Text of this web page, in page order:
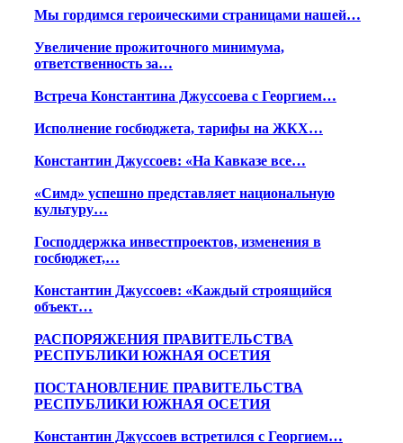
Мы гордимся героическими страницами нашей…
Увеличение прожиточного минимума,
ответственность за…
Встреча Константина Джуссоева с Георгием…
Исполнение госбюджета, тарифы на ЖКХ…
Константин Джуссоев: «На Кавказе все…
«Симд» успешно представляет национальную
культуру…
Господдержка инвестпроектов, изменения в
госбюджет,…
Константин Джуссоев: «Каждый строящийся
объект…
РАСПОРЯЖЕНИЯ ПРАВИТЕЛЬСТВА
РЕСПУБЛИКИ ЮЖНАЯ ОСЕТИЯ
ПОСТАНОВЛЕНИЕ ПРАВИТЕЛЬСТВА
РЕСПУБЛИКИ ЮЖНАЯ ОСЕТИЯ
Константин Джуссоев встретился с Георгием…